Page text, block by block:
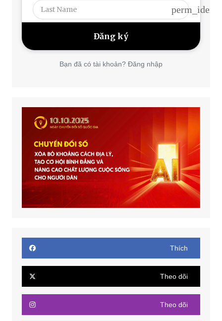
Bạn đã có tài khoản? Đăng nhập
Thích
Theo dõi
Theo dõi